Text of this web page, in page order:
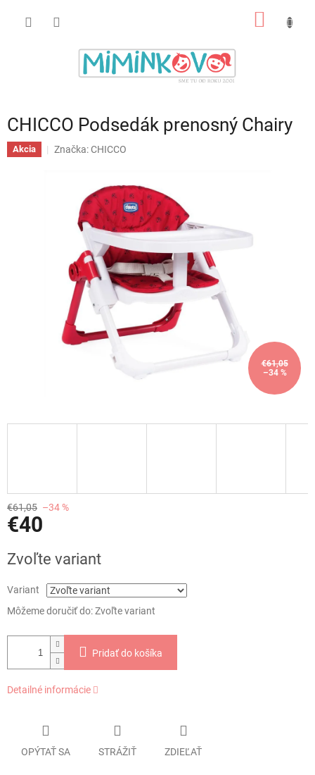
CHICCO Podsedák prenosný Chairy
Akcia Značka:CHICCO
€61,05
–34 %
€61,05 –34 %
€40
cena:
Zvoľte variant
Variant
Môžeme doručiť do:Zvoľte variant
Pridať do košíka
Detailné informácie
OPÝTAŤ SA STRÁŽIŤ ZDIEĽAŤ